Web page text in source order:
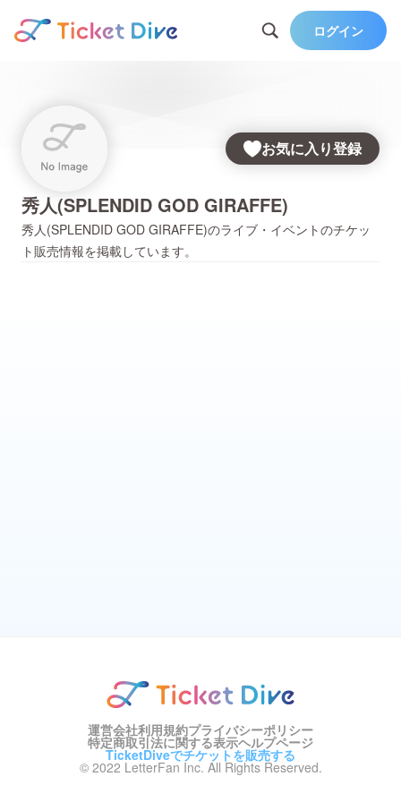
ログイン
お気に入り登録
秀人(SPLENDID GOD GIRAFFE)
秀人(SPLENDID GOD GIRAFFE)のライブ・イベントのチケッ
ト販売情報を掲載しています。
運営会社利用規約プライバシーポリシー
特定商取引法に関する表示ヘルプページ
TicketDiveでチケットを販売する
© 2022 LetterFan Inc. All Rights Reserved.